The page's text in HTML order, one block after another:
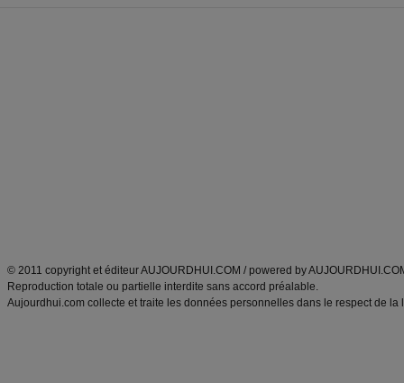
© 2011 copyright et éditeur AUJOURDHUI.COM / powered by
Reproduction totale ou partielle interdite sans accord préalable.
Aujourdhui.com collecte et traite les données personnelles dans le respect de